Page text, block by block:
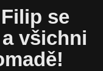
se
všichni